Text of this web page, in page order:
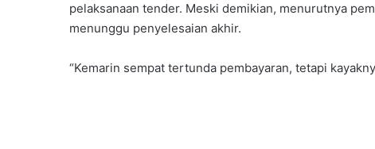
pelaksanaan tender. Meski demikian, menurutnya
menunggu penyelesaian akhir.
“Kemarin sempat tertunda pembayaran, tetapi